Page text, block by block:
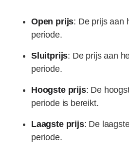
Open prijs: De prijs aan
periode.
Sluitprijs: De prijs aan
periode.
Hoogste prijs: De
periode is bereikt.
Laagste prijs: De
periode.